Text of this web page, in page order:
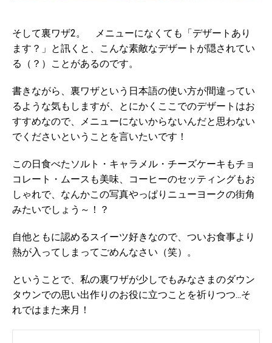
そして裏ワザ2。 メニューになくても「デザートあり
ます？」と訊くと、こんな素敵なデザートが隠されてい
る（？）ことがあるのです。
書きながら、裏ワザという日本語の使い方が間違ってい
るような気もしますが、とにかくここでのデザートはお
すすめなので、メニューにないからないんだと思わない
でくださいということを言いたいです！
この日食べたソルト・キャラメル・チーズケーキもチョ
コレート・ムースも美味、コーヒーのセッティングもお
しゃれで、なんかこの写真やっぱりニューヨークの街角
みたいでしょう～！？
自他ともに認めるスイーツ好きなので、ついお食事より
熱が入ってしまってごめんなさい（笑）。
ということで、私の裏ワザが少しでもみなさまのダウン
タウンでの思い出作りのお役に立つことを祈りつつ...そ
れではまた来月！